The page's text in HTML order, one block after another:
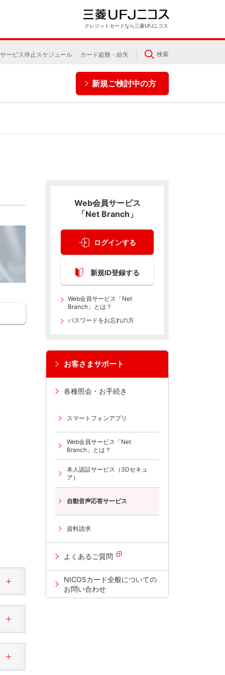
クレジットカードなら三菱UFJニコス
サービス停止スケジュール カード盗難・紛失 検索
新規ご検討中の方
Web会員サービス
「Net Branch」
ログインする
新規ID登録する
Web会員サービス「Net
Branch」とは？
パスワードをお忘れの方
お客さまサポート
各種照会・お手続き
スマートフォンアプリ
Web会員サービス「Net
Branch」とは？
本人認証サービス（3Dセキュ
ア）
自動音声応答サービス
資料請求
よくあるご質問
NICOSカード全般についての
お問い合わせ